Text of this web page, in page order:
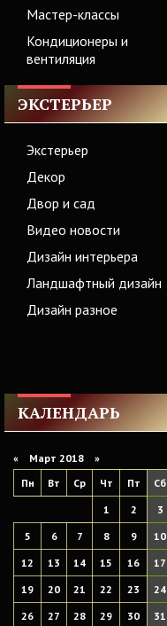
Мастер-классы
Кондиционеры и
вентиляция
ЭКСТЕРЬЕР
Экстерьер
Декор
Двор и сад
Видео новости
Дизайн интерьера
Ландшафтный дизайн
Дизайн разное
КАЛЕНДАРЬ
« Март 2018 »
Пн
Вт Ср Чт Пт Сб
1
2 3
5
6 7 8 9 10
12
13 14 15 16 17
19
20 21 22 23 24
26
27 28 29 30 31